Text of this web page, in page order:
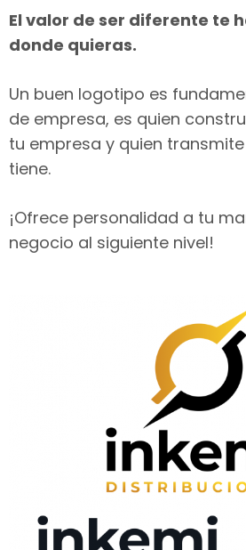
El valor de ser diferente te
donde quieras.
Un buen logotipo es
de empresa, es quien
tu empresa y quien
tiene.
¡Ofrece personalidad a tu
negocio al siguiente nivel!